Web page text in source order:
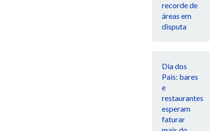
recorde de
áreas em
disputa
Dia dos
Pais: bares
e
restaurantes
esperam
faturar